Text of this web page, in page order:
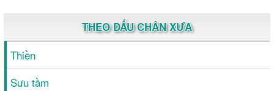
THEO DẤU CHÂN XƯA
Thiền
Sưu tầm